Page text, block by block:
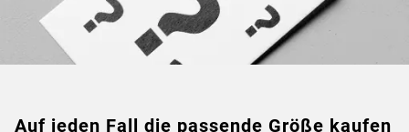
Auf jeden Fall die passende Größe kaufen